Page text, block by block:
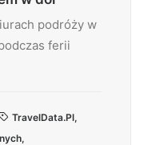
podróży w
ferii
TravelData.pl,
,